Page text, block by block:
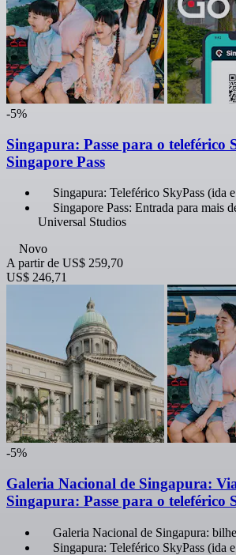
-5%
Singapura: Passe para o teleférico
Singapore Pass
Singapura: Teleférico SkyPass (ida
Singapore Pass: Entrada para mais
Universal Studios
Novo
A partir de US$ 259,70
US$ 246,71
-5%
Galeria Nacional de Singapura:
Singapura: Passe para o teleférico
Galeria Nacional de Singapura:
Singapura: Teleférico SkyPass (ida